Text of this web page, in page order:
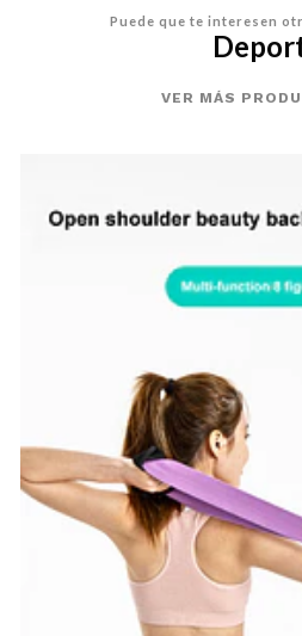
Puede que te interesen
VER MÁS